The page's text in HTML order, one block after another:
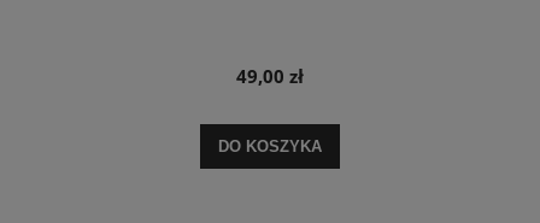
49,00 zł
DO KOSZYKA